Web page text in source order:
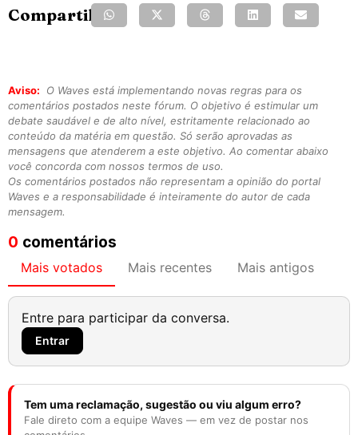
Compartilhe:
Aviso:
O Waves está implementando novas regras para os
comentários postados neste fórum. O objetivo é estimular um
debate saudável e de alto nível, estritamente relacionado ao
conteúdo da matéria em questão. Só serão aprovadas as
mensagens que atenderem a este objetivo. Ao comentar abaixo
você concorda com nossos termos de uso.
Os comentários postados não representam a opinião do portal
Waves e a responsabilidade é inteiramente do autor de cada
mensagem.
0 comentários
Mais votados Mais recentes Mais antigos
Entre para participar da conversa.
Entrar
Tem uma reclamação, sugestão ou viu algum erro?
Fale direto com a equipe Waves — em vez de postar nos